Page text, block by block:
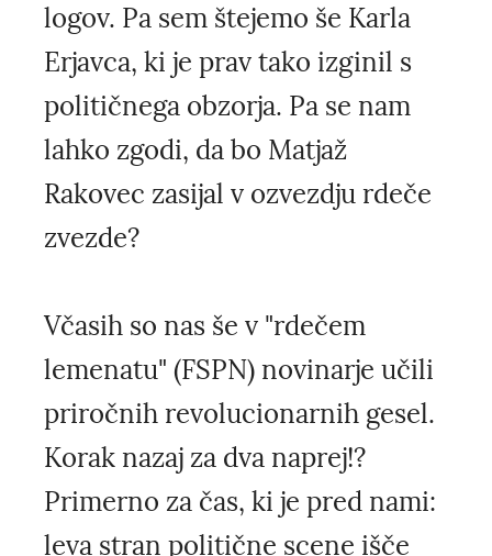
logov. Pa sem štejemo še Karla
Erjavca, ki je prav tako izginil s
političnega obzorja. Pa se nam
lahko zgodi, da bo Matjaž
Rakovec zasijal v ozvezdju rdeče
zvezde?
Včasih so nas še v "rdečem
lemenatu" (FSPN) novinarje učili
priročnih revolucionarnih gesel.
Korak nazaj za dva naprej!?
Primerno za čas, ki je pred nami:
leva stran politične scene išče